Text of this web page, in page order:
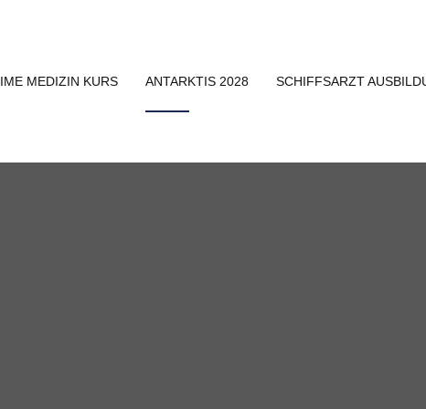
MEDIZIN KURS ANTARKTIS 2028 SCHIFFSARZT